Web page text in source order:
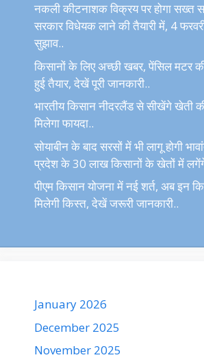
नकली कीटनाशक विक्रय पर होगा सख्त
सरकार विधेयक लाने की तैयारी में, 4
सुझाव..
किसानों के लिए अच्छी खबर, पेंसिल मटर
हुई तैयार, देखें पूरी जानकारी..
भारतीय किसान नीदरलैंड से सीखेंगे खेती
मिलेगा फायदा..
सोयाबीन के बाद सरसों में भी लागू होगी
प्रदेश के 30 लाख किसानों के खेतों में
पीएम किसान योजना में नई शर्त, अब इन
मिलेगी किस्त, देखें जरूरी जानकारी..
January 2026
December 2025
November 2025